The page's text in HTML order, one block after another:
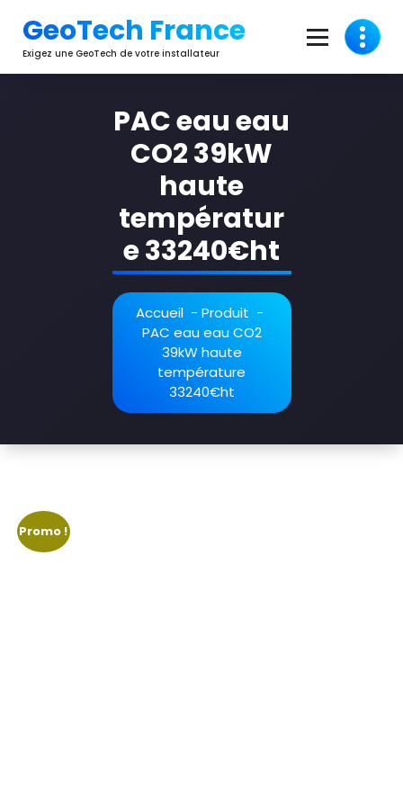
contenu
GeoTech France
Exigez une GeoTech de votre installateur
PAC eau eau
CO2 39kW
haute
températur
e 33240€ht
Accueil - Produit -
PAC eau eau CO2
39kW haute
température
33240€ht
Promo !